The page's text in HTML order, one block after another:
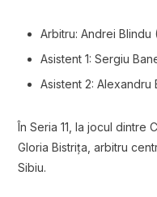
Arbitru: Andrei Blindu
Asistent 1: Sergiu
Asistent 2: Alexandru
În Seria 11, la jocul dintre
Gloria Bistrița, arbitru
Sibiu.